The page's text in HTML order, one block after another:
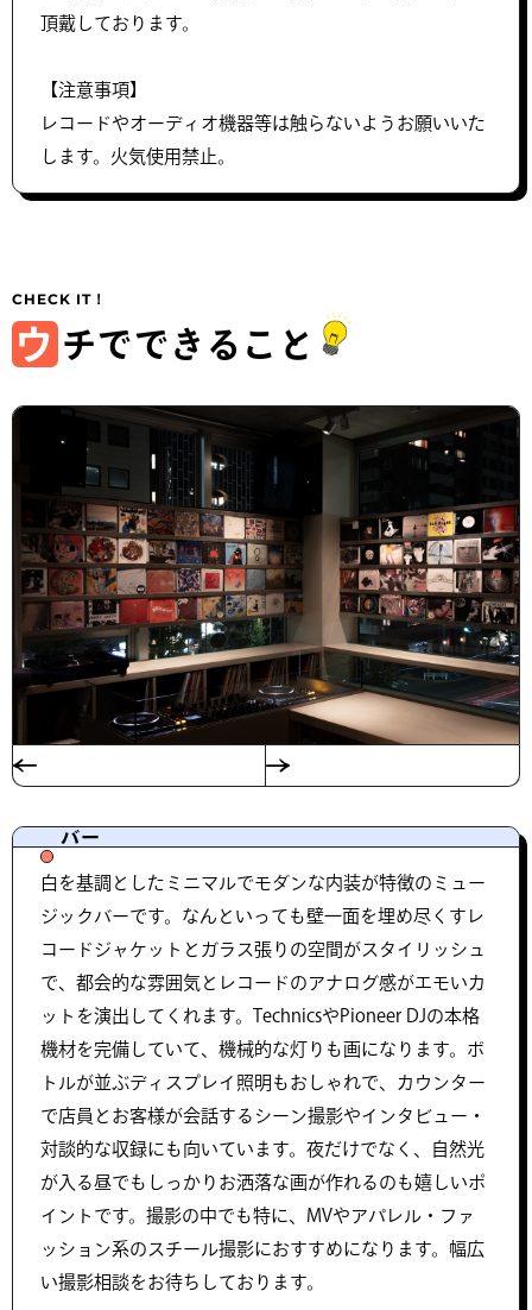
頂戴しております。
【注意事項】
レコードやオーディオ機器等は触らないようお願いいた
します。火気使用禁止。
ウ チでできること
バー
白を基調としたミニマルでモダンな内装が特徴のミュー
ジックバーです。なんといっても壁一面を埋め尽くすレ
コードジャケットとガラス張りの空間がスタイリッシュ
で、都会的な雰囲気とレコードのアナログ感がエモいカ
ットを演出してくれます。TechnicsやPioneer DJの本格
機材を完備していて、機械的な灯りも画になります。ボ
トルが並ぶディスプレイ照明もおしゃれで、カウンター
で店員とお客様が会話するシーン撮影やインタビュー・
対談的な収録にも向いています。夜だけでなく、自然光
が入る昼でもしっかりお洒落な画が作れるのも嬉しいポ
イントです。撮影の中でも特に、MVやアパレル・ファ
ッション系のスチール撮影におすすめになります。幅広
い撮影相談をお待ちしております。